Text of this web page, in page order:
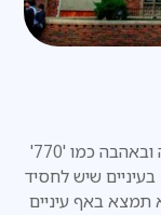
אין עוד בית-מדרש בעולם ששמו נישא בערגה ובאהבה כמו '770'
שיש לחסיד
תמצא באף עיניים